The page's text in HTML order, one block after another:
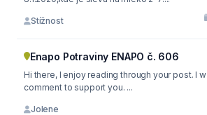
Stížnost
Enapo Potraviny ENAPO č. 606
Hi there, I enjoy reading through your post. I
comment to support you. ...
Jolene